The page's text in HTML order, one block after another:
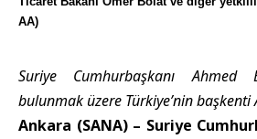
AA)
Suriye Cumhurbaşkanı Ahmed
bulunmak üzere Türkiye’nin başkenti
Ankara (SANA) – Suriye